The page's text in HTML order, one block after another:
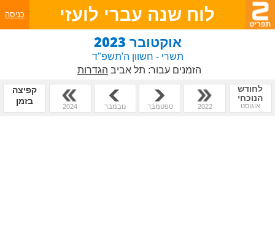
לוח שנה עברי לועזי כניסה
אוקטובר 2023
תשרי - חשוון ה'תשפ"ד
הזמנים עבור: תל אביב הגדרות
לחודש
הנוכחי
אוגוסט 2022 ספטמבר נובמבר 2024
קפיצה
בזמן